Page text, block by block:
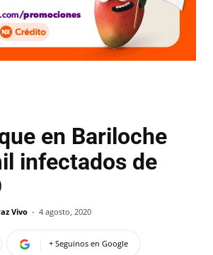
en Bariloche
infectados de
Vivo - 4 agosto, 2020
+ Seguinos en Google